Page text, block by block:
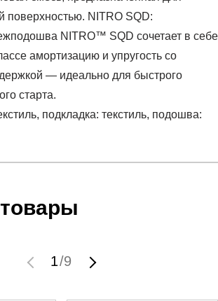
поверхностью. NITRO SQD:
NITRO™ SQD сочетает в себе
амортизацию и упругость со
— идеально для быстрого
старта.
подкладка: текстиль, подошва:
SQD 2 Wns
только после оплаты счета.
с клиентом.
менеджером.
1/9